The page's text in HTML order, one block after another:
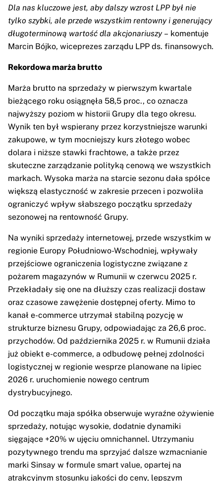
Dla nas kluczowe jest, aby dalszy wzrost LPP był nie
tylko szybki, ale przede wszystkim rentowny i generujący
długoterminową wartość dla akcjonariuszy – komentuje
Marcin Bójko, wiceprezes zarządu LPP ds. finansowych.
Rekordowa marża brutto
Marża brutto na sprzedaży w pierwszym kwartale
bieżącego roku osiągnęła 58,5 proc., co oznacza
najwyższy poziom w historii Grupy dla tego okresu.
Wynik ten był wspierany przez korzystniejsze warunki
zakupowe, w tym mocniejszy kurs złotego wobec
dolara i niższe stawki frachtowe, a także przez
skuteczne zarządzanie polityką cenową we wszystkich
markach. Wysoka marża na starcie sezonu dała spółce
większą elastyczność w zakresie przecen i pozwoliła
ograniczyć wpływ słabszego początku sprzedaży
sezonowej na rentowność Grupy.
Na wyniki sprzedaży internetowej, przede wszystkim w
regionie Europy Południowo-Wschodniej, wpływały
przejściowe ograniczenia logistyczne związane z
pożarem magazynów w Rumunii w czerwcu 2025 r.
Przekładały się one na dłuższy czas realizacji dostaw
oraz czasowe zawężenie dostępnej oferty. Mimo to
kanał e-commerce utrzymał stabilną pozycję w
strukturze biznesu Grupy, odpowiadając za 26,6 proc.
przychodów. Od października 2025 r. w Rumunii działa
już obiekt e-commerce, a odbudowę pełnej zdolności
logistycznej w regionie wesprze planowane na lipiec
2026 r. uruchomienie nowego centrum
dystrybucyjnego.
Od początku maja spółka obserwuje wyraźne ożywienie
sprzedaży, notując wysokie, dodatnie dynamiki
sięgające +20% w ujęciu omnichannel. Utrzymaniu
pozytywnego trendu ma sprzyjać dalsze wzmacnianie
marki Sinsay w formule smart value, opartej na
atrakcyjnym stosunku jakości do ceny, lepszym